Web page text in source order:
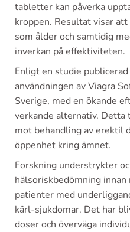
tabletter kan påverka
kroppen. Resultat visar
som ålder och samtidig
inverkan på effektiviteten.
Enligt en studie
användningen av Viagra
Sverige, med en ökande
verkande alternativ.
mot behandling av erektil
öppenhet kring ämnet.
Forskning understrykter
hälsoriskbedömning
patienter med
kärl-sjukdomar. Det har
doser och överväga